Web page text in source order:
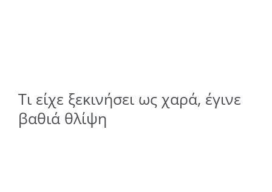
Τι είχε ξεκινήσει ως χαρά, έγινε
βαθιά θλίψη